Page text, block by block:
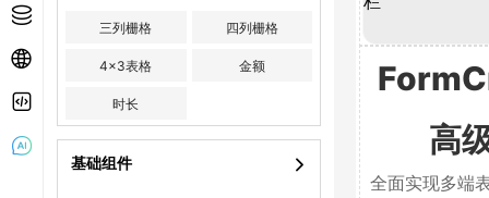
三列栅格 四列栅格
4x3表格 金额
时长
基础组件
高
全面实现多端